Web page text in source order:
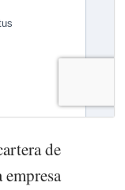
de